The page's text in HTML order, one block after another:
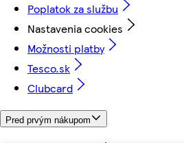
Poplatok za službu
Nastavenia cookies
Možnosti platby
Tesco.sk
Clubcard
Pred prvým nákupom